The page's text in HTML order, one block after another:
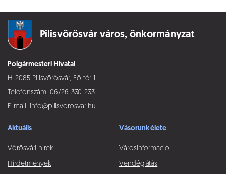
Pilisvörösvár város, önkormányzat
Polgármesteri Hivatal
H-2085 Pilisvörösvár, Fő tér 1.
Telefonszám: 06/26-330-233
E-mail: info@pilisvorosvar.hu
Aktuális
Vörösvári hírek
Hírdetmények
Vásorunk élete
Városinformáció
Vendéglátás